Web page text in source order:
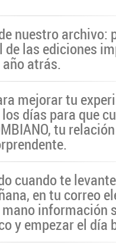
nuestro archivo:
las ediciones
atrás.
mejorar tu
días para que
tu
cuando te
en tu correo
información
y empezar el día